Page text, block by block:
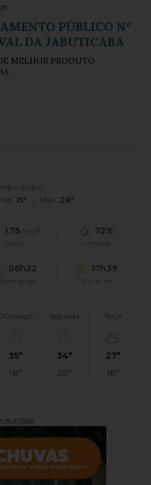
PÚBLICO Nº
DA JABUTICABA
MELHOR PRODUTO
limpo
Mín.15° Máx. 28°
1.75 km/h
Vento
72%
Umidade
06h22
do sol
17h39
Pôr do sol
Domingo
35°
18°
Segunda
34°
20°
Terça
27°
16°